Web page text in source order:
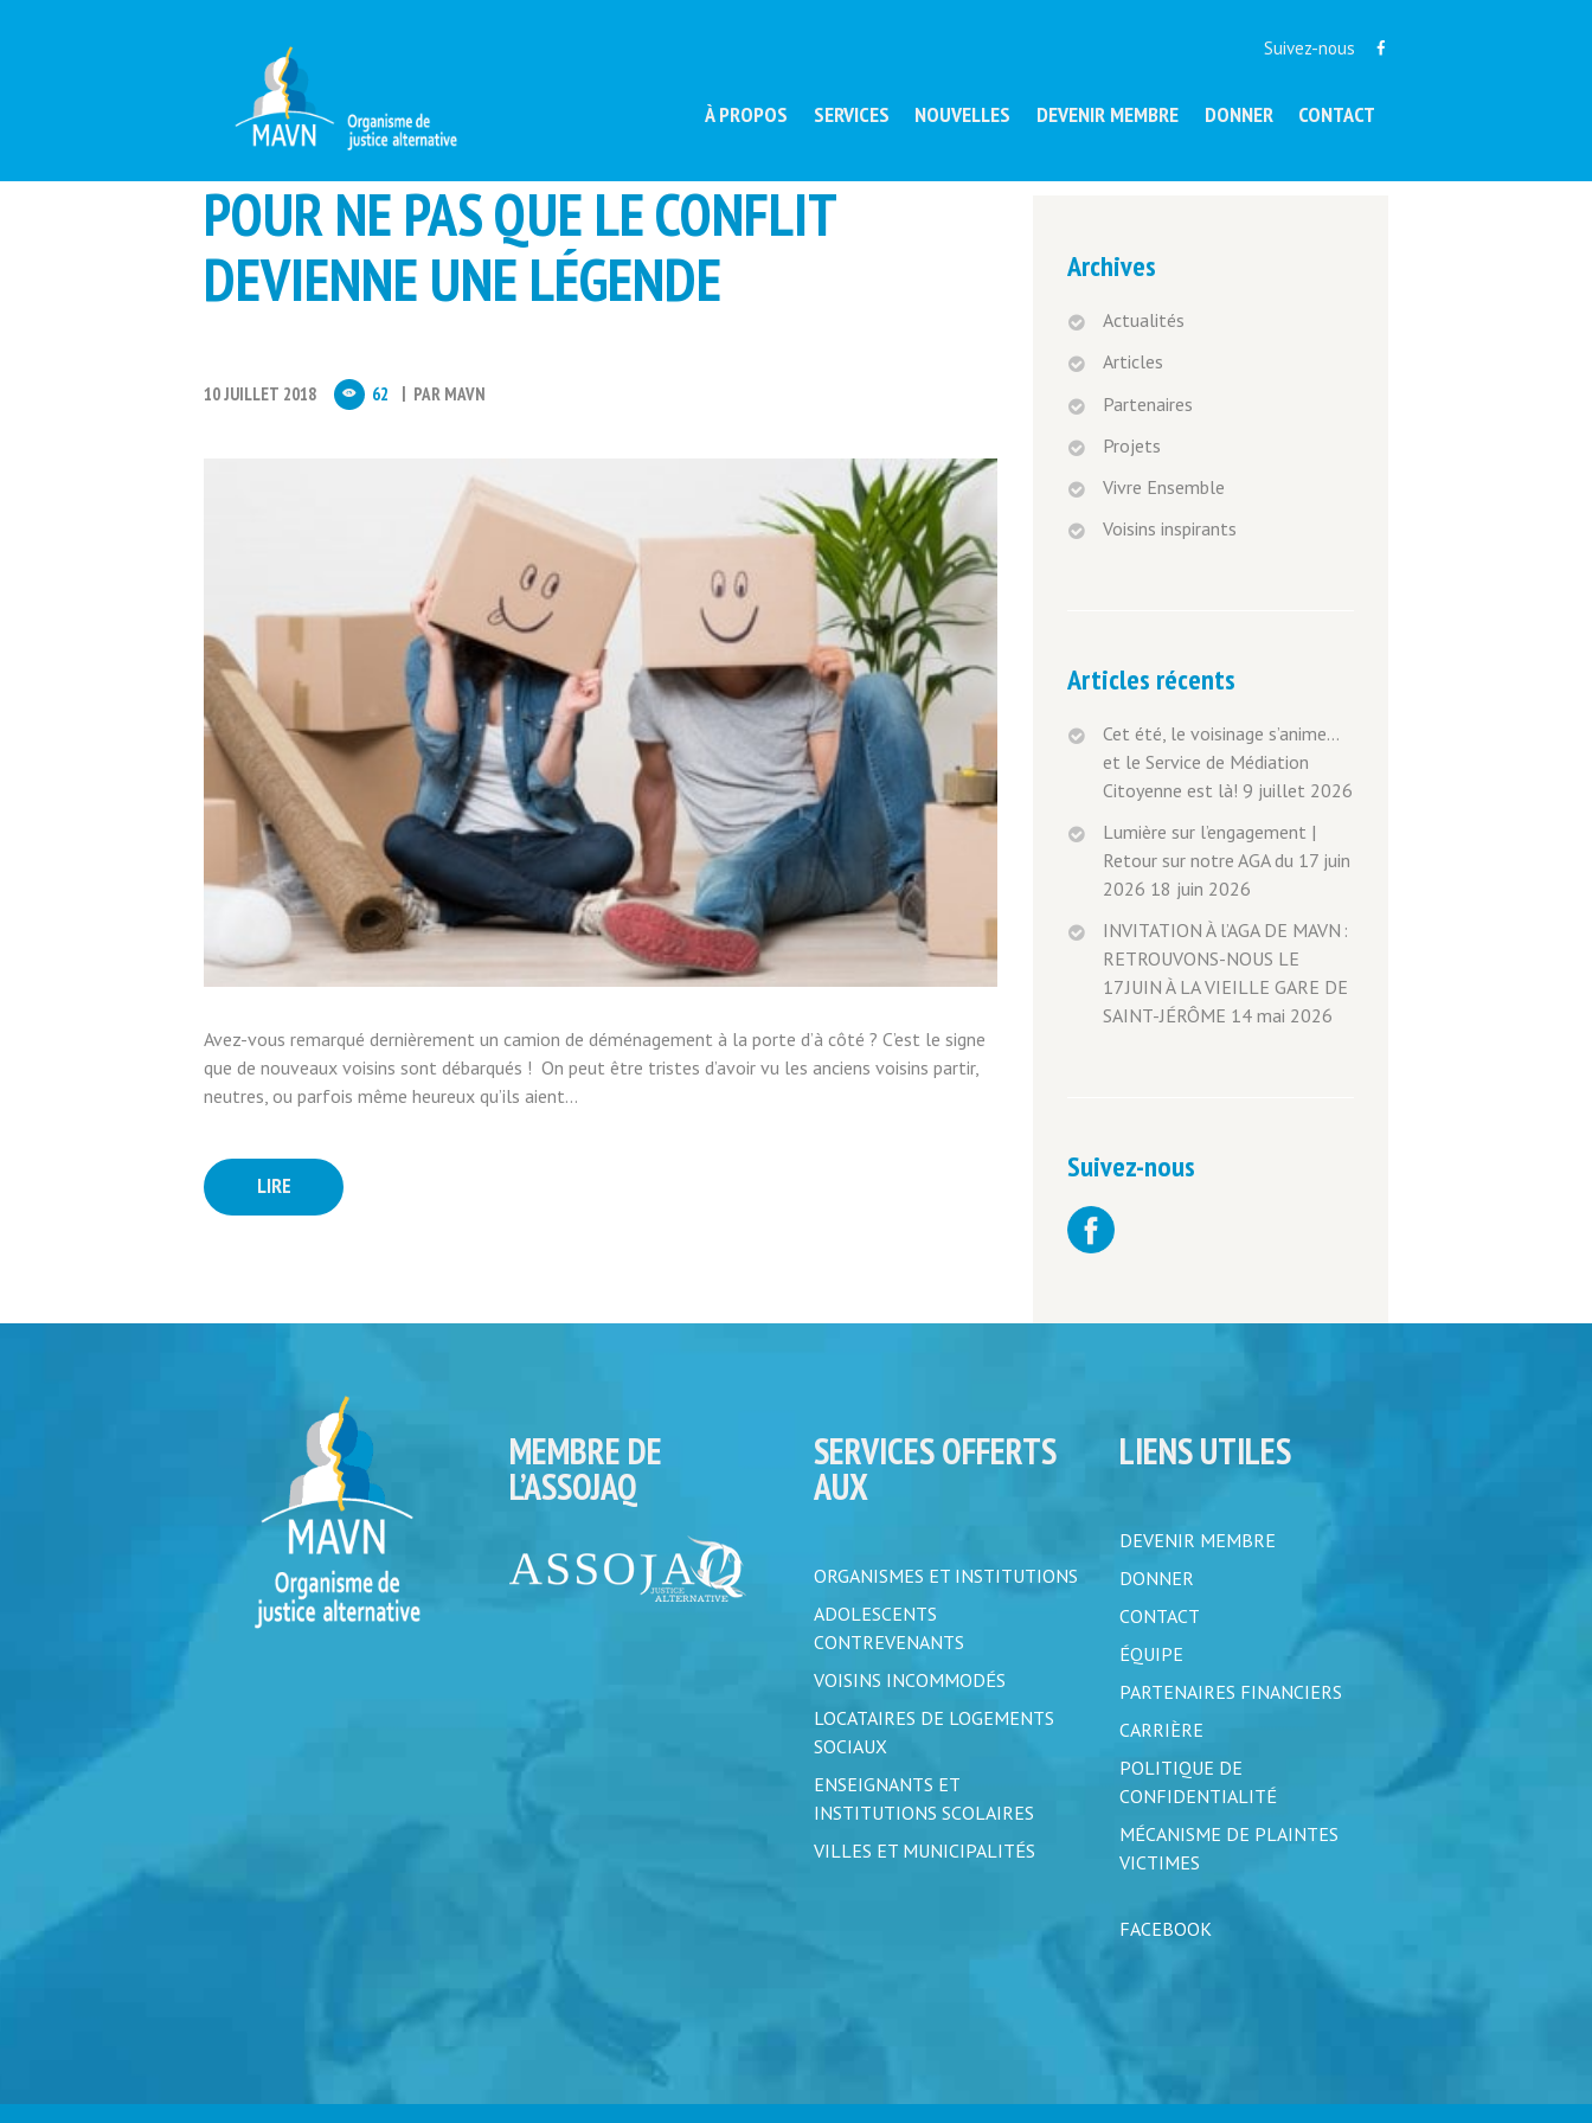
Suivez-nous
À PROPOS SERVICES NOUVELLES DEVENIR MEMBRE DONNER CONTACT
POUR NE PAS QUE LE CONFLIT
DEVIENNE UNE LÉGENDE
10 JUILLET 2018 62 PAR MAVN
Avez-vous remarqué dernièrement un camion de déménagement à la porte d’à côté ? C’est le signe
que de nouveaux voisins sont débarqués ! On peut être tristes d’avoir vu les anciens voisins partir,
neutres, ou parfois même heureux qu’ils aient...
LIRE
Archives
Actualités
Articles
Partenaires
Projets
Vivre Ensemble
Voisins inspirants
Articles récents
Cet été, le voisinage s’anime…
et le Service de Médiation
Citoyenne est là! 9 juillet 2026
Lumière sur l’engagement |
Retour sur notre AGA du 17 juin
2026 18 juin 2026
INVITATION À l’AGA DE MAVN :
RETROUVONS-NOUS LE
17 JUIN À LA VIEILLE GARE DE
SAINT-JÉRÔME 14 mai 2026
Suivez-nous
MEMBRE DE
L’ASSOJAQ
SERVICES OFFERTS
AUX
ORGANISMES ET INSTITUTIONS
ADOLESCENTS
CONTREVENANTS
VOISINS INCOMMODÉS
LOCATAIRES DE LOGEMENTS
SOCIAUX
ENSEIGNANTS ET
INSTITUTIONS SCOLAIRES
VILLES ET MUNICIPALITÉS
LIENS UTILES
DEVENIR MEMBRE
DONNER
CONTACT
ÉQUIPE
PARTENAIRES FINANCIERS
CARRIÈRE
POLITIQUE DE
CONFIDENTIALITÉ
MÉCANISME DE PLAINTES
VICTIMES
FACEBOOK